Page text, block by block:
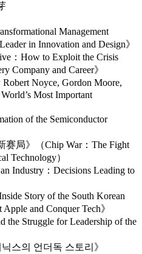
Management
in Innovation and Design》
：How to Exploit the Crisis
Company and Career》
Noyce, Gordon Moore,
Most Important
of the Semiconductor
赛局》（Chip War：The Fight
Technology）
an Industry：Decisions Leading to
Story of the South Korean
and Conquer Tech》
the Struggle for Leadership of the
스의 언더독 스토리》